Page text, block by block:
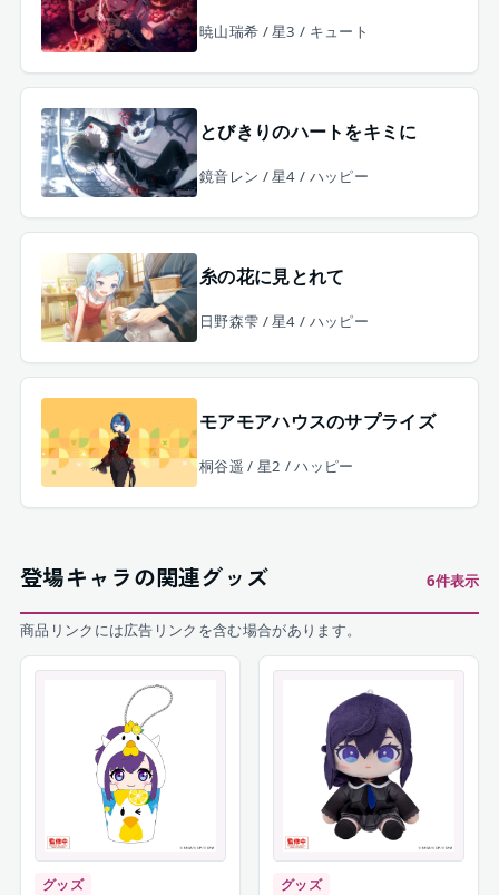
暁山瑞希 / 星3 / キュート
とびきりのハートをキミに
鏡音レン / 星4 / ハッピー
糸の花に見とれて
日野森雫 / 星4 / ハッピー
モアモアハウスのサプライズ
桐谷遥 / 星2 / ハッピー
登場キャラの関連グッズ 6件表示
商品リンクには広告リンクを含む場合があります。
グッズ グッズ